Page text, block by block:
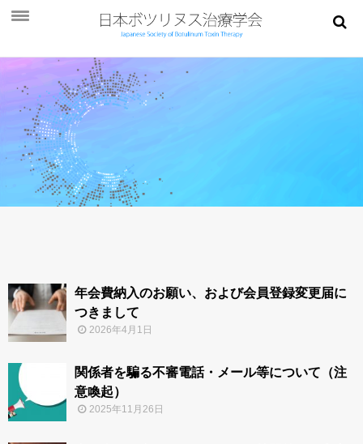
お知らせ
学会概要
学術大会
ご挨拶
開催概要
今後・過去の学術大会
ご入会
お問合わせ
年会費納入のお願い、および会員登録変更届に
つきまして
2026年4月1日
関係者を騙る不審電話・メール等について（注
意喚起）
2025年11月26日